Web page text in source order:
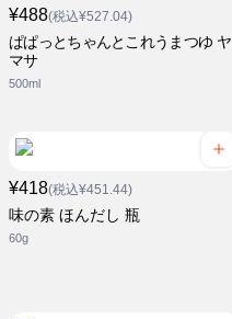
¥488(税込¥527.04)
ぱぱっとちゃんとこれうまつゆ ヤ
マサ
500ml
¥418(税込¥451.44)
味の素 ほんだし 瓶
60g